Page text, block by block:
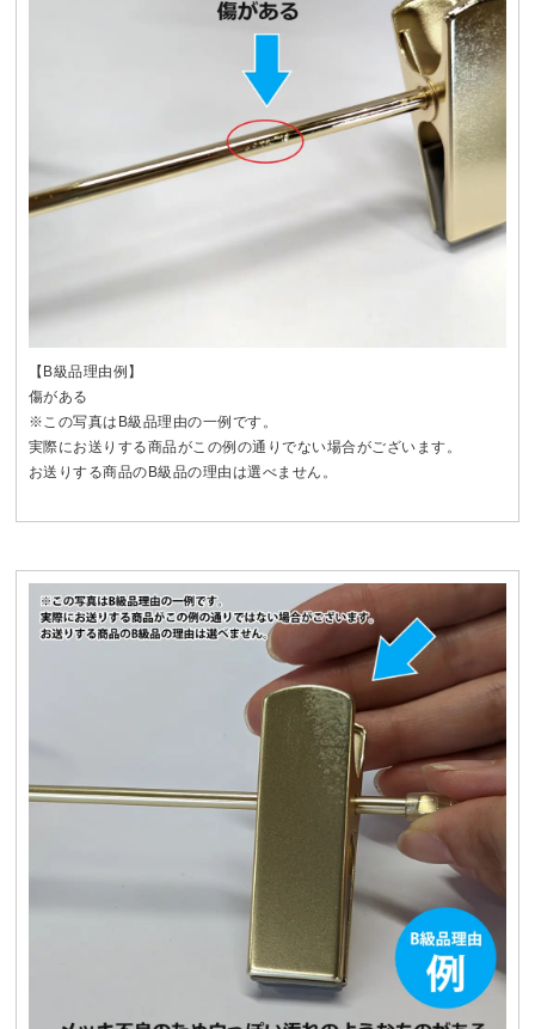
【B級品理由例】
傷がある
※この写真はB級品理由の一例です。
実際にお送りする商品がこの例の通りでない場合がございます。
お送りする商品のB級品の理由は選べません。